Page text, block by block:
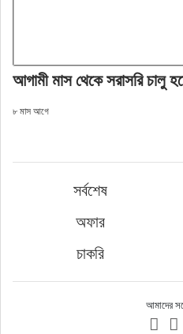
আগামী মাস থেকে সরাসরি চালু
৮ মাস আগে
সর্বশেষ
অফার
চাকরি
আমাদের